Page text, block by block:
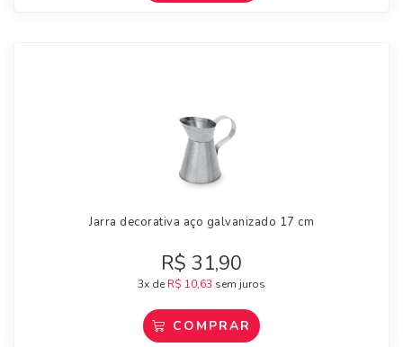
Jarra decorativa aço galvanizado 17 cm
R$ 31,90
3x de R$ 10,63 sem juros
COMPRAR